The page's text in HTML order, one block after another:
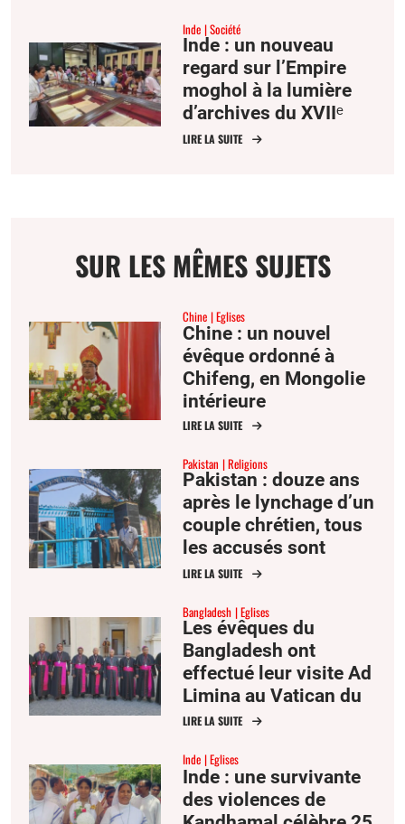
Inde Société
Inde : un nouveau
regard sur l’Empire
moghol à la lumière
d’archives du XVIIᵉ
siècle
LIRE LA SUITE
SUR LES MÊMES SUJETS
Chine Eglises
Chine : un nouvel
évêque ordonné à
Chifeng, en Mongolie
intérieure
LIRE LA SUITE
Pakistan Religions
Pakistan : douze ans
après le lynchage d’un
couple chrétien, tous
les accusés sont
acquittés
LIRE LA SUITE
Bangladesh Eglises
Les évêques du
Bangladesh ont
effectué leur visite Ad
Limina au Vatican du
22 au 27 juin.
LIRE LA SUITE
Inde Eglises
Inde : une survivante
des violences de